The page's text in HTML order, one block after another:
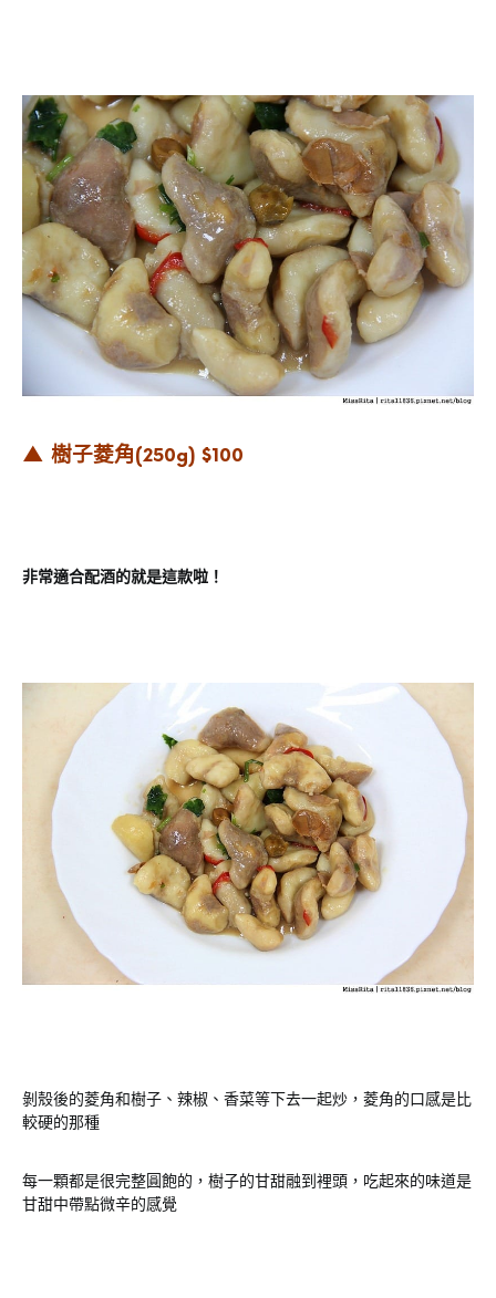
▲ 樹子菱角(250g) $100
非常適合配酒的就是這款啦！
剝殼後的菱角和樹子、辣椒、香菜等下去一起炒，菱角的口感是比
較硬的那種
每一顆都是很完整圓飽的，樹子的甘甜融到裡頭，吃起來的味道是
甘甜中帶點微辛的感覺